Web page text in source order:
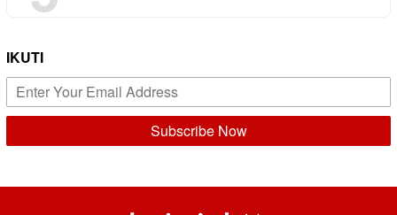
IKUTI